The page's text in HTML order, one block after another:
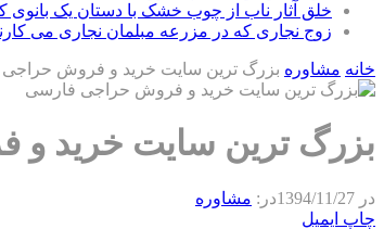
خلق آثار ناب از چوب خشک با دستان یک بانوی
زوج نجاری که در مزرعه مبلمان نجاری می
خانه مشاوره بزرگ ترین سایت خرید و فروش
بزرگ ترین سایت خرید
در 1394/11/27در: مشاوره
چاپ ایمیل